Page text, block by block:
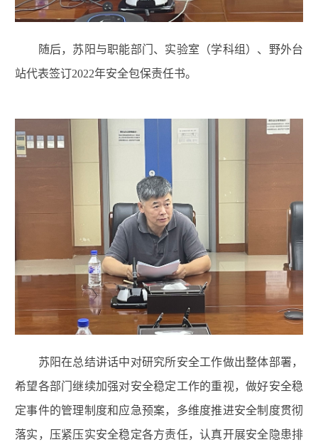
随后，苏阳与职能部门、实验室（学科组）、野外台
站代表签订2022年安全包保责任书。
苏阳在总结讲话中对研究所安全工作做出整体部署，
希望各部门继续加强对安全稳定工作的重视，做好安全稳
定事件的管理制度和应急预案，多维度推进安全制度贯彻
落实，压紧压实安全稳定各方责任，认真开展安全隐患排